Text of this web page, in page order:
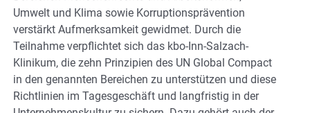
Umwelt und Klima sowie Korruptionsprävention
verstärkt Aufmerksamkeit gewidmet. Durch die
Teilnahme verpflichtet sich das kbo-Inn-Salzach-
Klinikum, die zehn Prinzipien des UN Global Compact
in den genannten Bereichen zu unterstützen und diese
Richtlinien im Tagesgeschäft und langfristig in der